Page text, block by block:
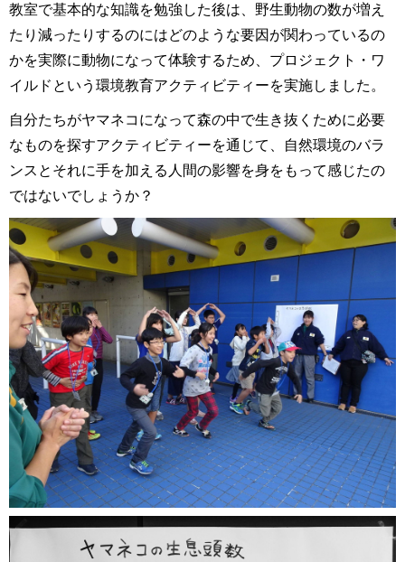
教室で基本的な知識を勉強した後は、野生動物の数が増え
たり減ったりするのにはどのような要因が関わっているの
かを実際に動物になって体験するため、プロジェクト・ワ
イルドという環境教育アクティビティーを実施しました。
自分たちがヤマネコになって森の中で生き抜くために必要
なものを探すアクティビティーを通じて、自然環境のバラ
ンスとそれに手を加える人間の影響を身をもって感じたの
ではないでしょうか？